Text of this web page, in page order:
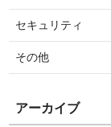
セキュリティ
その他
アーカイブ